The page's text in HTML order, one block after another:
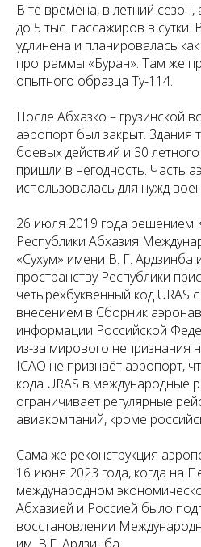
В те времена, в летний
до 5 тыс. пассажиров в
удлинена и планировалась
программы «Буран». Там же
опытного образца Ту-114.
После Абхазко – грузинской
аэропорт был закрыт.
боевых действий и 30
пришли в негодность. Часть
использовалась для нужд
26 июля 2019 года решением
Республики Абхазия
«Сухум» имени В. Г. Ардзинба
пространству Республики
четырёхбуквенный код URAS
внесением в Сборник
информации Российской
из-за мирового непризнания
ICAO не признаёт аэропорт,
кода URAS в международные
ограничивает регулярные
авиакомпаний, кроме
Сама же реконструкция
16 июня 2023 года, когда на
международном
Абхазией и Россией было
восстановлении